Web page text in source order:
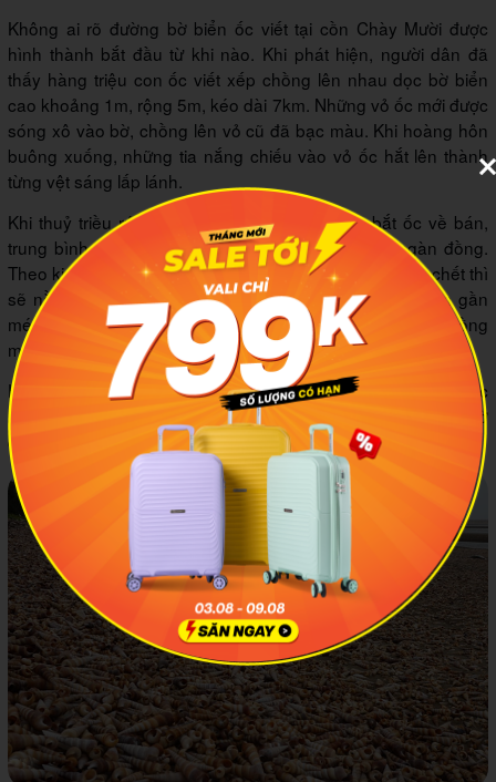
Không ai rõ đường bờ biển ốc viết tại cồn Chày Mười được
hình thành bắt đầu từ khi nào. Khi phát hiện, người dân đã
thấy hàng triệu con ốc viết xếp chồng lên nhau dọc bờ biển
cao khoảng 1m, rộng 5m, kéo dài 7km. Những vỏ ốc mới được
sóng xô vào bờ, chồng lên vỏ cũ đã bạc màu. Khi hoàng hôn
buông xuống, những tia nắng chiếu vào vỏ ốc hắt lên thành
từng vệt sáng lấp lánh.
Khi thuỷ triều rút xuống, người dân sẽ ra đây bắt ốc về bán,
trung bình mỗi ngày kiếm được khoảng vài trăm ngàn đồng.
Theo kinh nghiệm của người dân ở cồn Chày Mười, ốc chết thì
sẽ nằm ngang còn ốc sống thì đứng được, thường nằm gần
mép nước. Giá bán ốc thường khoảng vài chục nghìn đồng
một kilogam.
Hiện nay, tỉnh Bến Tre đang làm hồ sơ, đề xuất đến Tổ chức
Kỷ lục Việt Nam công nhận bờ đê ốc viết cồn Chày Mười là Bờ
đê bằng ốc viết tự nhiên dài nhất Việt Nam.